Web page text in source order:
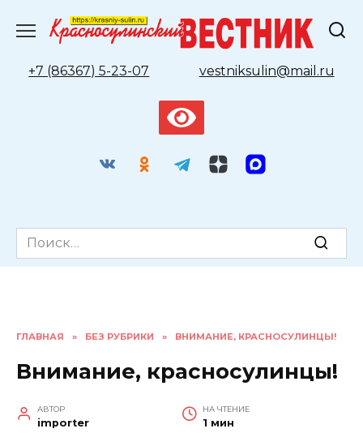
содержанию
+7 (86367) 5-23-07
vestniksulin@mail.ru
Search
for:
ГЛАВНАЯ » БЕЗ РУБРИКИ » ВНИМАНИЕ, КРАСНОСУЛИНЦЫ!
Внимание, красносулинцы!
АВТОР
importer
НА ЧТЕНИЕ
1 мин